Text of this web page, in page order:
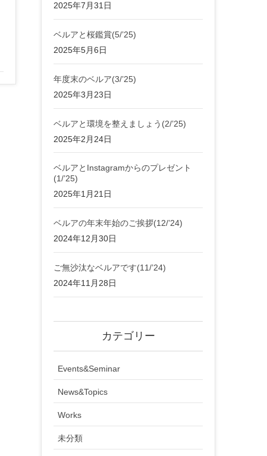
2025年7月31日
ベルアと桜鑑賞(5/’25)
2025年5月6日
年度末のベルア(3/’25)
2025年3月23日
ベルアと環境を整えましょう(2/’25)
2025年2月24日
ベルアとInstagramからのプレゼント
(1/’25)
2025年1月21日
ベルアの年末年始のご挨拶(12/’24)
2024年12月30日
ご無沙汰なベルアです(11/’24)
2024年11月28日
カテゴリー
Events&Seminar
News&Topics
Works
未分類